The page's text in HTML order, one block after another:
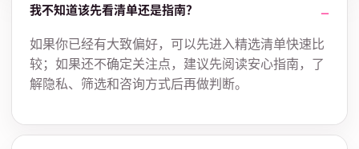
我不知道该先看清单还是指南？
如果你已经有大致偏好，可以先进入精选清单快速比
较；如果还不确定关注点，建议先阅读安心指南，了
解隐私、筛选和咨询方式后再做判断。